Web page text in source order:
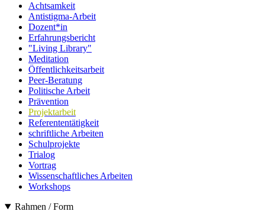
Achtsamkeit
Antistigma-Arbeit
Dozent*in
Erfahrungsbericht
"Living Library"
Meditation
Öffentlichkeitsarbeit
Peer-Beratung
Politische Arbeit
Prävention
Projektarbeit
Referententätigkeit
schriftliche Arbeiten
Schulprojekte
Trialog
Vortrag
Wissenschaftliches Arbeiten
Workshops
Rahmen / Form